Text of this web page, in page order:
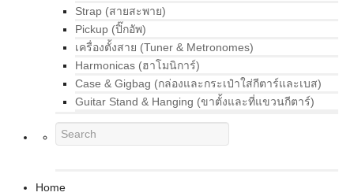
Strap (สายสะพาย)
Pickup (ปิ๊กอัพ)
เครื่องตั้งสาย (Tuner & Metronomes)
Harmonicas (ฮาโมนิการ์)
Case & Gigbag (กล่องและกระเป๋าใส่กีตาร์และเบส)
Guitar Stand & Hanging (ขาตั้งและที่แขวนกีตาร์)
Home